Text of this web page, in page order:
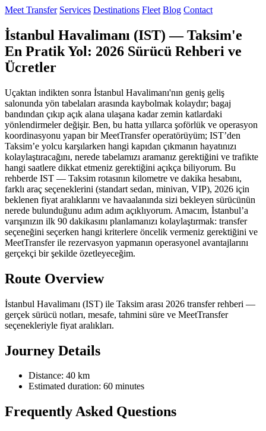
Meet Transfer Services Destinations Fleet Blog Contact
İstanbul Havalimanı (IST) — Taksim'e
En Pratik Yol: 2026 Sürücü Rehberi ve
Ücretler
Uçaktan indikten sonra İstanbul Havalimanı'nın geniş geliş
salonunda yön tabelaları arasında kaybolmak kolaydır; bagaj
bandından çıkıp açık alana ulaşana kadar zemin katlardaki
yönlendirmeler değişir. Ben, bu hatta yıllarca şoförlük ve operasyon
koordinasyonu yapan bir MeetTransfer operatörüyüm; IST’den
Taksim’e yolcu karşılarken hangi kapıdan çıkmanın hayatınızı
kolaylaştıracağını, nerede tabelamızı aramanız gerektiğini ve trafikte
hangi saatlere dikkat etmeniz gerektiğini açıkça biliyorum. Bu
rehberde IST — Taksim rotasının kilometre ve dakika hesabını,
farklı araç seçeneklerini (standart sedan, minivan, VIP), 2026 için
beklenen fiyat aralıklarını ve havaalanında sizi bekleyen sürücünün
nerede bulunduğunu adım adım açıklıyorum. Amacım, İstanbul’a
varışınızın ilk 90 dakikasını planlamanızı kolaylaştırmak: transfer
seçeneğini seçerken hangi kriterlere öncelik vermeniz gerektiğini ve
MeetTransfer ile rezervasyon yapmanın operasyonel avantajlarını
gerçekçi bir şekilde özetleyeceğim.
Route Overview
İstanbul Havalimanı (IST) ile Taksim arası 2026 transfer rehberi —
gerçek sürücü notları, mesafe, tahmini süre ve MeetTransfer
seçenekleriyle fiyat aralıkları.
Journey Details
Distance: 40 km
Estimated duration: 60 minutes
Frequently Asked Questions